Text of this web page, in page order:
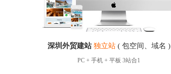
深圳外贸建站 独立站( 包空间、域名 )
PC + 手机 + 平板 3站合1